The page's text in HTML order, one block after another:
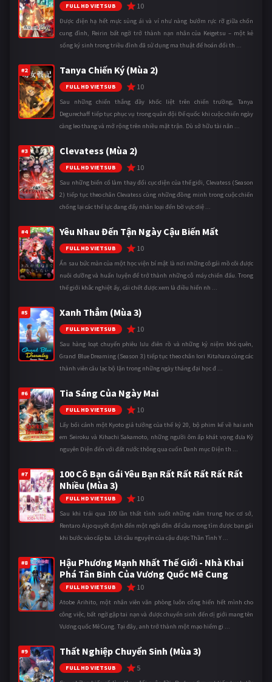
FULL HD VIETSUB 10
Được điện hạ hết mực sủng ái và ví như nàng bướm rực rỡ giữa chốn
cung đình, Reirin bất ngờ trở thành nạn nhân của Keigetsu – một kẻ
sống ký sinh trong triều đình đã sử dụng ma thuật để hoán đổi th ...
#2 Tanya Chiến Ký (Mùa 2)
FULL HD VIETSUB 10
Sau những chiến thắng đầy khốc liệt trên chiến trường, Tanya
Degurechaff tiếp tục phục vụ trong quân đội Đế quốc khi cuộc chiến ngày
càng leo thang và mở rộng trên nhiều mặt trận. Dù sở hữu tài năn ...
#3 Clevatess (Mùa 2)
FULL HD VIETSUB 10
Sau những biến cố làm thay đổi cục diện của thế giới, Clevatess (Season
2) tiếp tục theo chân Clevatess cùng những đồng minh trong cuộc chiến
chống lại các thế lực đang đẩy nhân loại đến bờ vực diệ ...
#4 Yêu Nhau Đến Tận Ngày Cậu Biến Mất
FULL HD VIETSUB 10
Ẩn sau bức màn của một học viện bí mật là nơi những cô gái mồ côi được
nuôi dưỡng và huấn luyện để trở thành những cỗ máy chiến đấu. Trong
thế giới khắc nghiệt ấy, cái chết được xem là điều hiển nh ...
#5 Xanh Thẳm (Mùa 3)
FULL HD VIETSUB 10
Sau hàng loạt chuyến phiêu lưu điên rồ và những kỷ niệm khó quên,
Grand Blue Dreaming (Season 3) tiếp tục theo chân Iori Kitahara cùng các
thành viên câu lạc bộ lặn trong những ngày tháng đại học đ ...
#6 Tia Sáng Của Ngày Mai
FULL HD VIETSUB 10
Lấy bối cảnh một Kyoto giả tưởng của thế kỷ 20, bộ phim kể về hai anh
em Seiroku và Kihachi Sakamoto, những người ôm ấp khát vọng đưa Kỷ
nguyên Điện đến với đất nước thông qua cuốn Danh mục Điện th ...
#7
100 Cô Bạn Gái Yêu Bạn Rất Rất Rất Rất Rất
Nhiều (Mùa 3)
FULL HD VIETSUB 10
Sau khi trải qua 100 lần thất tình suốt những năm trung học cơ sở,
Rentaro Aijo quyết định đến một ngôi đền để cầu mong tìm được bạn gái
khi bước vào cấp ba. Lời cầu nguyện của cậu được Thần Tình Y ...
#8
Hậu Phương Mạnh Nhất Thế Giới - Nhà Khai
Phá Tân Binh Của Vương Quốc Mê Cung
FULL HD VIETSUB 10
Atobe Arihito, một nhân viên văn phòng luôn cống hiến hết mình cho
công việc, bất ngờ gặp tai nạn và được chuyển sinh đến dị giới mang tên
Vương quốc Mê Cung. Tại đây, anh trở thành một mạo hiểm gi ...
#9 Thất Nghiệp Chuyển Sinh (Mùa 3)
FULL HD VIETSUB 5